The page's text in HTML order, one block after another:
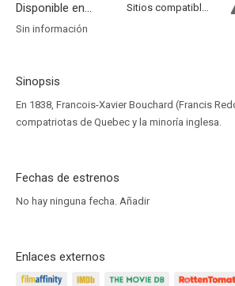
Disponible en...
Sitios compatibles
Sin información
Sinopsis
En 1838, Francois-Xavier Bouchard (Francis
compatriotas de Quebec y la minoría inglesa.
Fechas de estrenos
No hay ninguna fecha. Añadir
Enlaces externos